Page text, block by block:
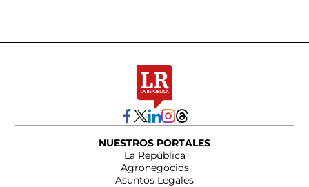
NUESTROS PORTALES
La República
Agronegocios
Asuntos Legales